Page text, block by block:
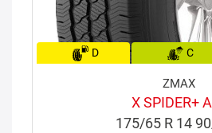
D C
ZMAX
X SPIDER+
175/65 R 14